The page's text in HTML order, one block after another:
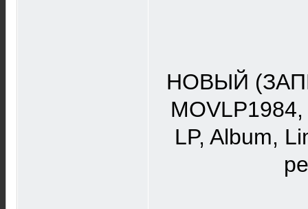
НОВЫЙ
LP, Album,